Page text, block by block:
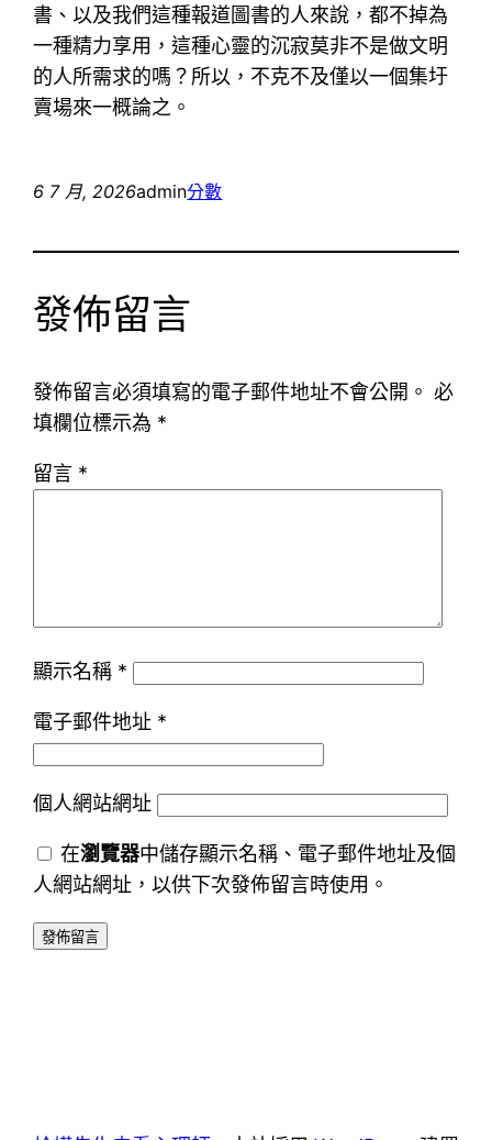
書、以及我們這種報道圖書的人來說，都不掉為
一種精力享用，這種心靈的沉寂莫非不是做文明
的人所需求的嗎？所以，不克不及僅以一個集圩
賣場來一概論之。
6 7 月, 2026admin分數
發佈留言
發佈留言必須填寫的電子郵件地址不會公開。 必
填欄位標示為 *
留言 *
顯示名稱 *
電子郵件地址 *
個人網站網址
在瀏覽器中儲存顯示名稱、電子郵件地址及個
人網站網址，以供下次發佈留言時使用。